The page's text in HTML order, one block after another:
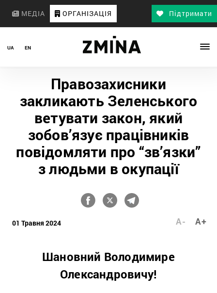
МЕДІА ОРГАНІЗАЦІЯ Підтримати
UA EN
Правозахисники
закликають Зеленського
ветувати закон, який
зобов’язує працівників
повідомляти про “зв’язки”
з людьми в окупації
01 Травня 2024 A+
A-
Шановний Володимире
Олександровичу!